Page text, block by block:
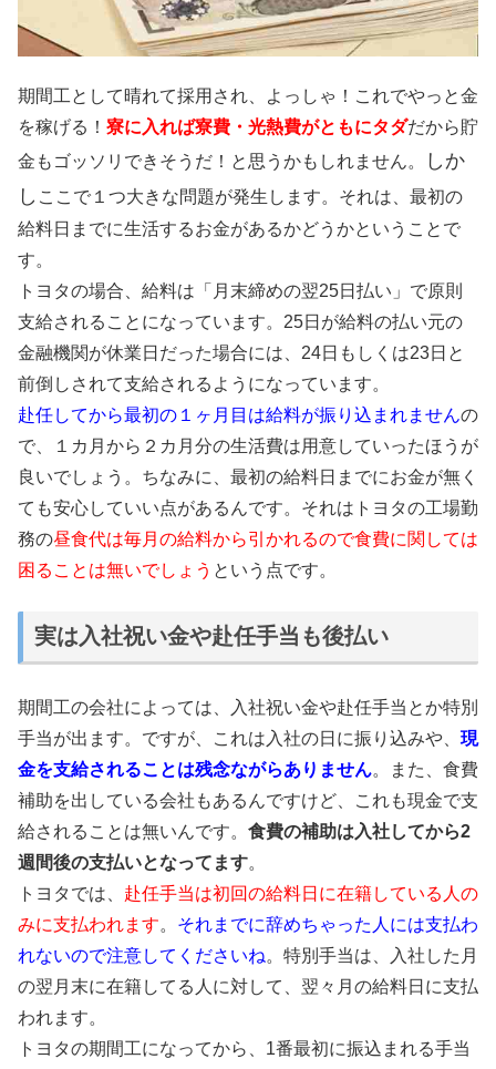
期間工として晴れて採用され、よっしゃ！これでやっと金
を稼げる！ 寮に入れば寮費・光熱費がともにタダだから貯
金もゴッソリできそうだ！と思うかもしれません。
しか
し ここで１つ大きな問題が発生します。それは、最初の
給料日までに生活するお金があるかどうかということで
す。
トヨタの場合、給料は「月末締めの翌25日払い」で原則
支給されることになっています。25日が給料の払い元の
金融機関が休業日だった場合には、24日もしくは23日と
前倒しされて支給されるようになっています。
赴任してから最初の１ヶ月目は給料が振り込まれませんの
で、１カ月から２カ月分の生活費は用意していったほうが
良いでしょう。ちなみに、最初の給料日までにお金が無く
ても安心していい点があるんです。それはトヨタの工場勤
務の昼食代は毎月の給料から引かれるので食費に関しては
困ることは無いでしょう という点です。
実は入社祝い金や赴任手当も後払い
期間工の会社によっては、入社祝い金や赴任手当とか特別
手当が出ます。ですが、これは入社の日に振り込みや、 現
金を支給されることは残念ながらありません。また、食費
補助を出している会社もあるんですけど、これも現金で支
給されることは無いんです。 食費の補助は入社してから2
週間後の支払いとなってます。
トヨタでは、 赴任手当は初回の給料日に在籍している人の
みに支払われます。 それまでに辞めちゃった人には支払わ
れないので注意してくださいね。特別手当は、入社した月
の翌月末に在籍してる人に対して、翌々月の給料日に支払
われます。
トヨタの期間工になってから、1番最初に振込まれる手当